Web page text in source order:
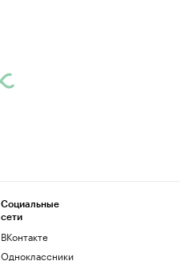
Социальные
сети
ВКонтакте
Одноклассники